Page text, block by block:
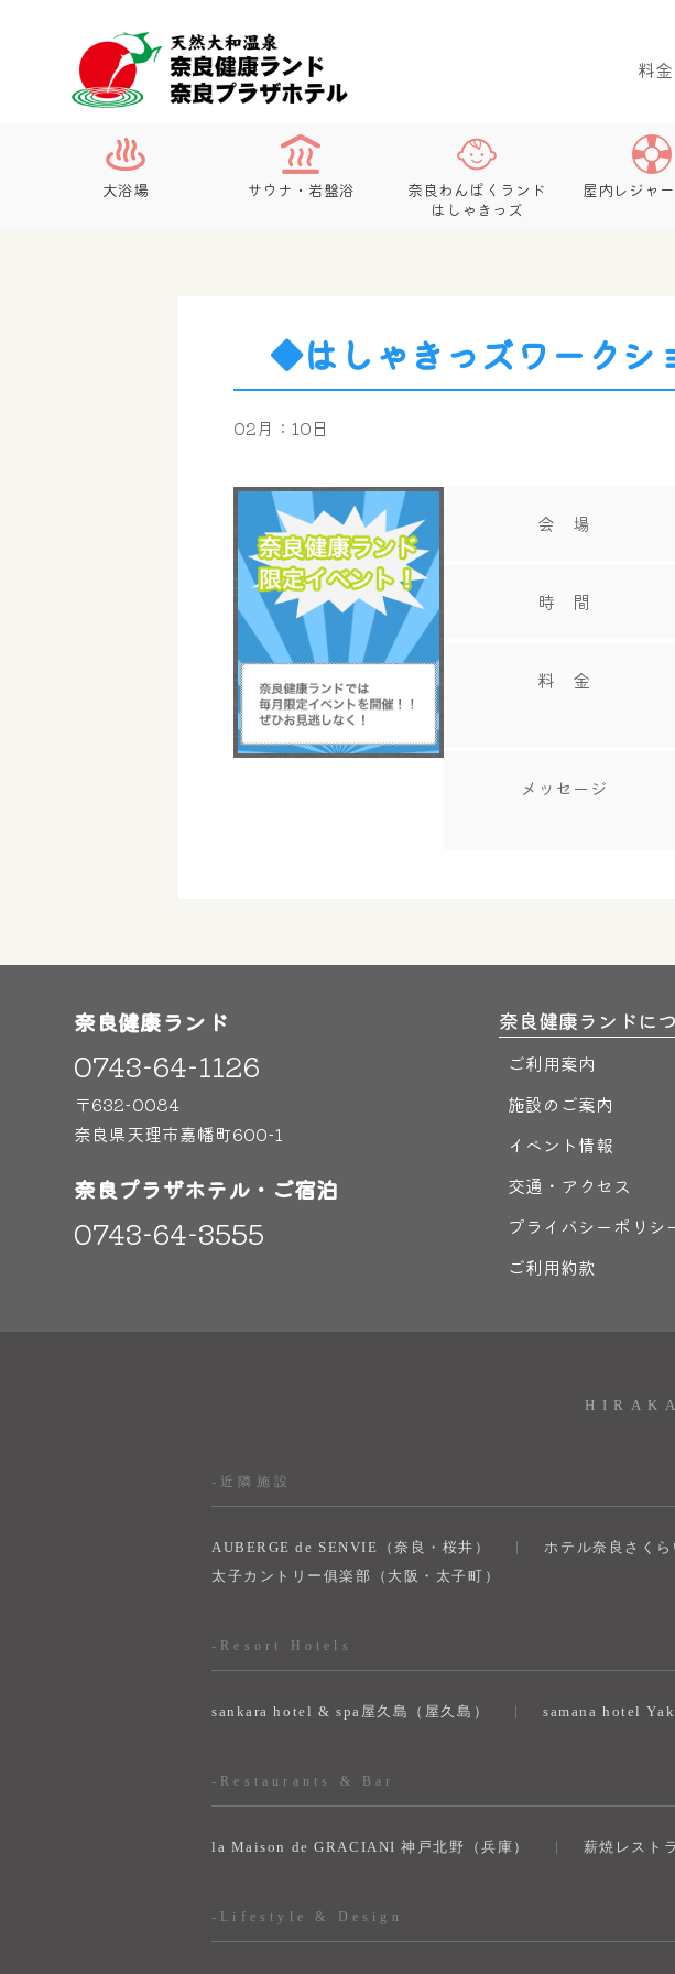
料
大浴場 サウナ・岩盤浴
奈良わんぱくランド
はしゃきっズ
屋内レジャ
◆はしゃきっズワークシ
02月：10日
会 場
時 間
料 金
メッセージ
奈良健康ランド
0743-64-1126
〒632-0084
奈良県天理市嘉幡町600-1
奈良プラザホテル・ご宿泊
0743-64-3555
奈良健康ランドに
ご利用案内
施設のご案内
イベント情報
交通・アクセス
プライバシーポリシ
ご利用約款
-近隣施設
AUBERGE de SENVIE（奈良・桜井） ホテル奈良さくら
太子カントリー俱楽部（大阪・太子町）
-Resort Hotels
sankara hotel & spa屋久島（屋久島） samana hotel
-Restaurants & Bar
la Maison de GRACIANI 神戸北野（兵庫） 薪焼レスト
-Lifestyle & Design